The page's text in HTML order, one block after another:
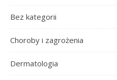
Bez kategorii
Choroby i zagrożenia
Dermatologia